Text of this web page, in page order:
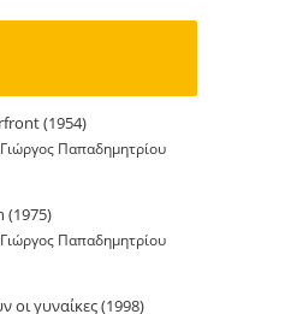
(1954)
Γιώργος Παπαδημητρίου
(1975)
Γιώργος Παπαδημητρίου
οι γυναίκες (1998)